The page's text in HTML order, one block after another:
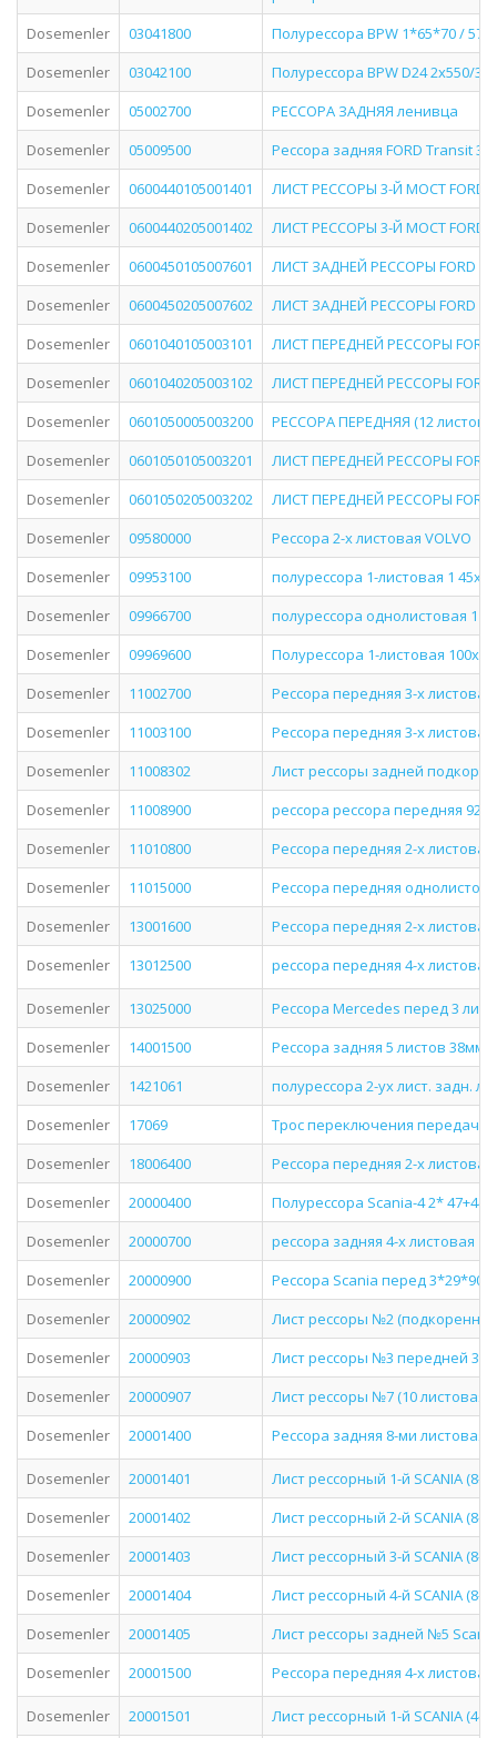
Dosemenler
03041800
Полурессора BPW 1*65*70 /
Dosemenler
03042100
Полурессора BPW D24 2x550/
Dosemenler
05002700
РЕССОРА ЗАДНЯЯ ленивца
Dosemenler
05009500
Рессора задняя FORD Transit
Dosemenler
0600440105001401
ЛИСТ РЕССОРЫ 3-Й МОСТ FORD
Dosemenler
0600440205001402
ЛИСТ РЕССОРЫ 3-Й МОСТ FORD
Dosemenler
0600450105007601
ЛИСТ ЗАДНЕЙ РЕССОРЫ FORD
Dosemenler
0600450205007602
ЛИСТ ЗАДНЕЙ РЕССОРЫ FORD
Dosemenler
0601040105003101
ЛИСТ ПЕРЕДНЕЙ РЕССОРЫ FORD
Dosemenler
0601040205003102
ЛИСТ ПЕРЕДНЕЙ РЕССОРЫ FORD
Dosemenler
0601050005003200
РЕССОРА ПЕРЕДНЯЯ (12 листов)
Dosemenler
0601050105003201
ЛИСТ ПЕРЕДНЕЙ РЕССОРЫ FORD
Dosemenler
0601050205003202
ЛИСТ ПЕРЕДНЕЙ РЕССОРЫ FORD
Dosemenler
09580000
Рессора 2-х листовая VOLVO
Dosemenler
09953100
полурессора 1-листовая 1
Dosemenler
09966700
полурессора однолистовая 1
Dosemenler
09969600
Полурессора 1-листовая
Dosemenler
11002700
Рессора передняя 3-х
Dosemenler
11003100
Рессора передняя 3-х листовая
Dosemenler
11008302
Лист рессоры задней
Dosemenler
11008900
рессора рессора передняя
Dosemenler
11010800
Рессора передняя 2-х листовая
Dosemenler
11015000
Рессора передняя
Dosemenler
13001600
Рессора передняя 2-х
Dosemenler
13012500 рессора передняя 4-х листовая
Dosemenler 13025000
Рессора Mercedes перед 3
Dosemenler
14001500
Рессора задняя 5 листов 38мм
Dosemenler
1421061
полурессора 2-ух лист. задн.
Dosemenler
17069
Трос переключения передач
Dosemenler
18006400
Рессора передняя 2-х
Dosemenler
20000400
Полурессора Scania-4 2* 47+44
Dosemenler
20000700
рессора задняя 4-х листовая
Dosemenler
20000900
Рессора Scania перед
Dosemenler
20000902
Лист рессоры №2
Dosemenler
20000903
Лист рессоры №3 передней 3-х
Dosemenler
20000907
Лист рессоры №7 (10 листовая)
Dosemenler
20001400 Рессора задняя 8-ми листовая
Dosemenler 20001401
Лист рессорный 1-й SCANIA (8-
Dosemenler
20001402
Лист рессорный 2-й SCANIA (8-
Dosemenler
20001403
Лист рессорный 3-й SCANIA (8-
Dosemenler
20001404
Лист рессорный 4-й SCANIA (8-
Dosemenler
20001405
Лист рессоры задней №5
Dosemenler
20001500 Рессора передняя 4-х листовая
Dosemenler 20001501
Лист рессорный 1-й SCANIA (4-х